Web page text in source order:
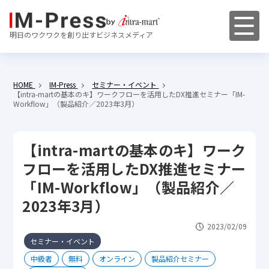
明日のワクワクを創り出すビジネスメディア
HOME IM-Press
セミナー・イベント
【intra-martの基本のキ】ワークフローを活用したDX推進セミナー「IM-
Workflow」（製品紹介／2023年3月）
【intra-martの基本のキ】ワーク
フローを活用したDX推進セミナー
「IM-Workflow」（製品紹介／
2023年3月）
2023/02/09
セミナー・イベント
中級者
無料 オンライン
製品紹介セミナー